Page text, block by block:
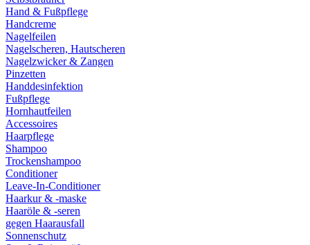
Hand & Fußpflege
Handcreme
Nagelfeilen
Nagelscheren, Hautscheren
Nagelzwicker & Zangen
Pinzetten
Handdesinfektion
Fußpflege
Hornhautfeilen
Accessoires
Haarpflege
Shampoo
Trockenshampoo
Conditioner
Leave-In-Conditioner
Haarkur & -maske
Haaröle & -seren
gegen Haarausfall
Sonnenschutz